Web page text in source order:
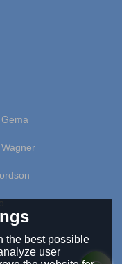
the best possible
user